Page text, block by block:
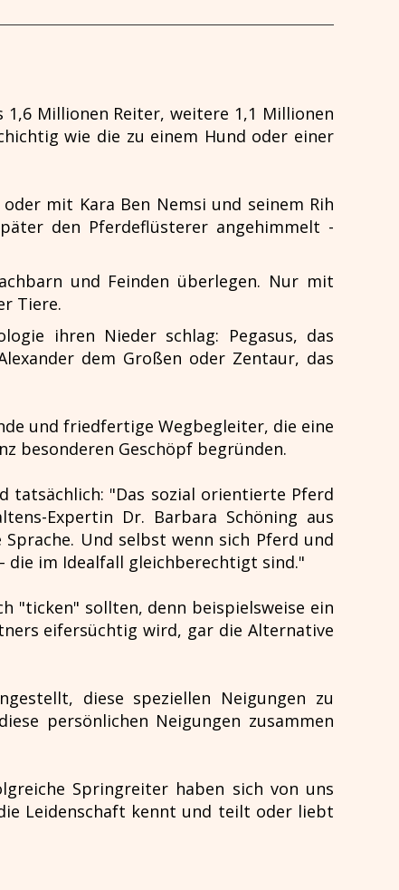
Millionen Reiter, weitere 1,1 Millionen
wie die zu einem Hund oder einer
mit Kara Ben Nemsi und seinem Rih
den Pferdeflüsterer angehimmelt -
und Feinden überlegen. Nur mit
Tiere.
ihren Nieder schlag: Pegasus, das
dem Großen oder Zentaur, das
und friedfertige Wegbegleiter, die eine
besonderen Geschöpf begründen.
tatsächlich: "Das sozial orientierte Pferd
Expertin Dr. Barbara Schöning aus
Und selbst wenn sich Pferd und
die im Idealfall gleichberechtigt sind."
"ticken" sollten, denn beispielsweise ein
eifersüchtig wird, gar die Alternative
diese speziellen Neigungen zu
persönlichen Neigungen zusammen
Springreiter haben sich von uns
Leidenschaft kennt und teilt oder liebt